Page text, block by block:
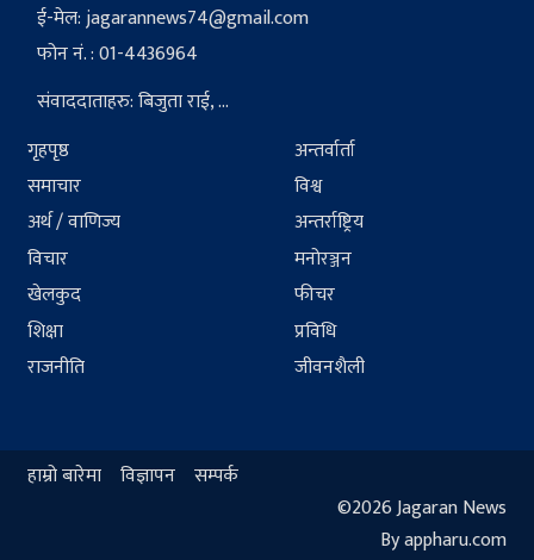
ई-मेल:jagarannews74@gmail.com
फोन नं. : 01-4436964
संवाददाताहरु: बिजुता राई, ...
गृहपृष्ठ
समाचार
अर्थ / वाणिज्य
विचार
खेलकुद
शिक्षा
राजनीति
अन्तर्वार्ता
विश्व
अन्तर्राष्ट्रिय
मनोरञ्जन
फीचर
प्रविधि
जीवनशैली
हाम्रो बारेमा विज्ञापन सम्पर्क
©2026 Jagaran News
By appharu.com